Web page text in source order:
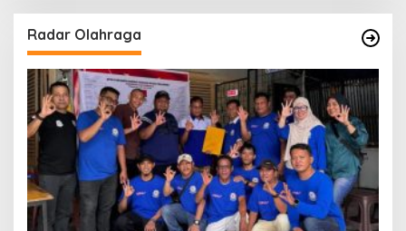
Radar Olahraga